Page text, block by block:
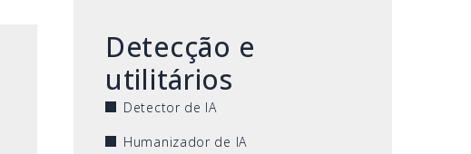
Detecção e
utilitários
Detector de IA
Humanizador de IA